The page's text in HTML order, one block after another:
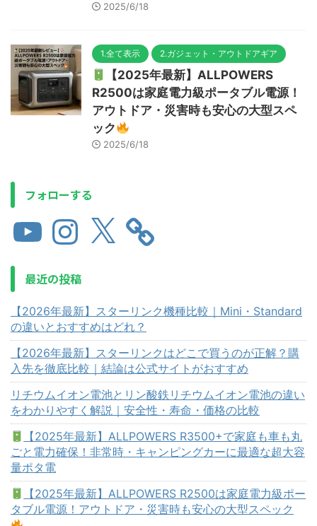
2025/6/18
1.全て表示 2.ガジェット・アウトドアギア
【2025年最新】ALLPOWERS
R2500は家庭電力級ポータブル電源！
アウトドア・災害時も安心の大型スペ
ック
2025/6/18
フォローする
最近の投稿
【2026年最新】スターリンク機種比較｜Mini・Standard
の違いとおすすめはどれ？
【2026年最新】スターリンクはどこで買うのが正解？購
入先を徹底比較｜結論は公式サイトがおすすめ
リチウムイオン電池とリン酸鉄リチウムイオン電池の違い
をわかりやすく解説｜安全性・寿命・価格の比較
【2025年最新】ALLPOWERS R3500+で家庭も車も丸
ごと電力確保！非常時・キャンピングカーに最適な超大容
量ポタ電
【2025年最新】ALLPOWERS R2500は家庭電力級ポー
タブル電源！アウトドア・災害時も安心の大型スペック